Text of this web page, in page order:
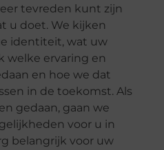
tevreden kunt zijn
u doet. We kijken
identiteit, wat uw
welke ervaring en
en hoe we dat
in de toekomst. Als
gedaan, gaan we
voor u in
belangrijk voor uw